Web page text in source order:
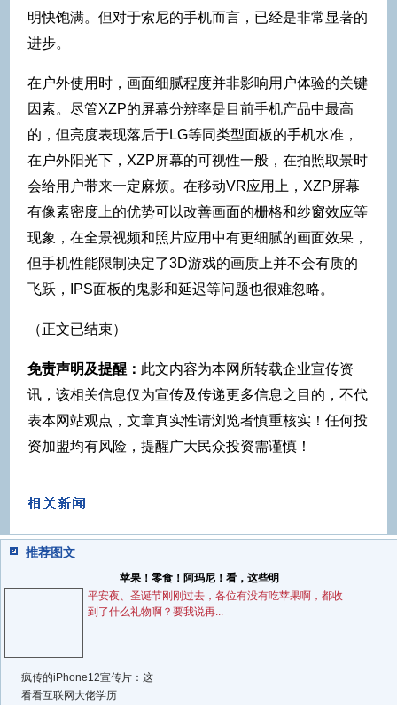
明快饱满。但对于索尼的手机而言，已经是非常显著的
进步。
在户外使用时，画面细腻程度并非影响用户体验的关键
因素。尽管XZP的屏幕分辨率是目前手机产品中最高
的，但亮度表现落后于LG等同类型面板的手机水准，
在户外阳光下，XZP屏幕的可视性一般，在拍照取景时
会给用户带来一定麻烦。在移动VR应用上，XZP屏幕
有像素密度上的优势可以改善画面的栅格和纱窗效应等
现象，在全景视频和照片应用中有更细腻的画面效果，
但手机性能限制决定了3D游戏的画质上并不会有质的
飞跃，IPS面板的鬼影和延迟等问题也很难忽略。
（正文已结束）
免责声明及提醒： 此文内容为本网所转载企业宣传资
讯，该相关信息仅为宣传及传递更多信息之目的，不代
表本网站观点，文章真实性请浏览者慎重核实！任何投
资加盟均有风险，提醒广大民众投资需谨慎！
推荐图文
苹果！零食！阿玛尼！看，这些明
平安夜、圣诞节刚刚过去，各位有没有吃苹果啊，都收
到了什么礼物啊？要我说再...
疯传的iPhone12宣传片：这
看看互联网大佬学历